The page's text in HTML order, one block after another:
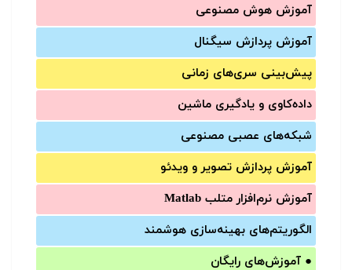
آموزش‌ هوش مصنوعی
آموزش‌ پردازش سیگنال
پیش‌‌بینی سری‌‌های زمانی
داده‌کاوی و یادگیری ماشین
شبکه‌های عصبی مصنوعی
آموزش‌ پردازش تصویر و ویدئو
آموزش‌ نرم‌افزار متلب Matlab
الگوریتم‌های بهینه‌سازی هوشمند
● آموزش‌های رایگان